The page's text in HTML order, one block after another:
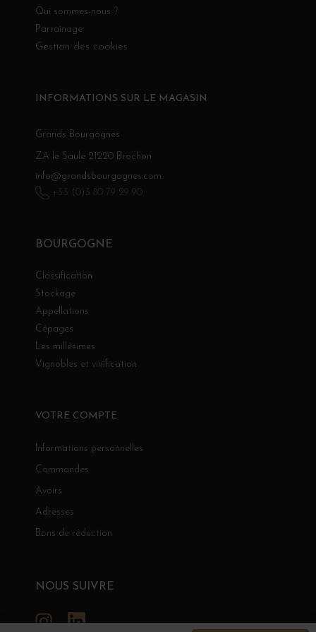
Qui sommes-nous ?
Parrainage
Gestion des cookies
BOURGOGNE
Classification
Stockage
Appellations
Cépages
Les millésimes
Vignobles et vinification
VOTRE COMPTE
Informations personnelles
Commandes
Avoirs
Adresses
Bons de réduction
INFORMATIONS SUR LE MAGASIN
Grands Bourgognes
ZA le Saule 21220 Brochon
info@grandsbourgognes.com
+33 (0)3 80 79 29 90
NOUS SUIVRE
Instagram